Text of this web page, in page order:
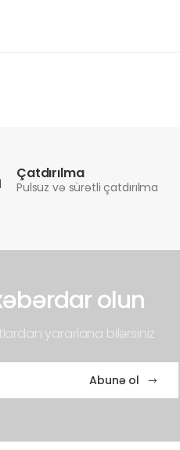
Çatdırılma
Pulsuz və sürətli çatdırılma
olun
yararlana bilərsiniz
Abunə ol